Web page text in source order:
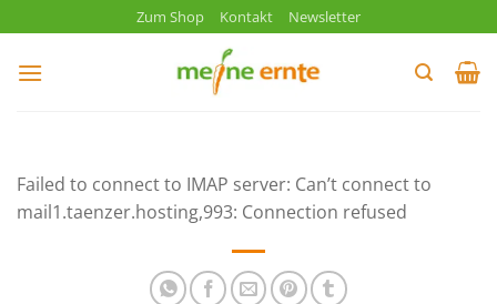
Inhalt
springen
Zum Shop Kontakt Newsletter
Failed to connect to IMAP server: Can’t connect to
mail1.taenzer.hosting,993: Connection refused